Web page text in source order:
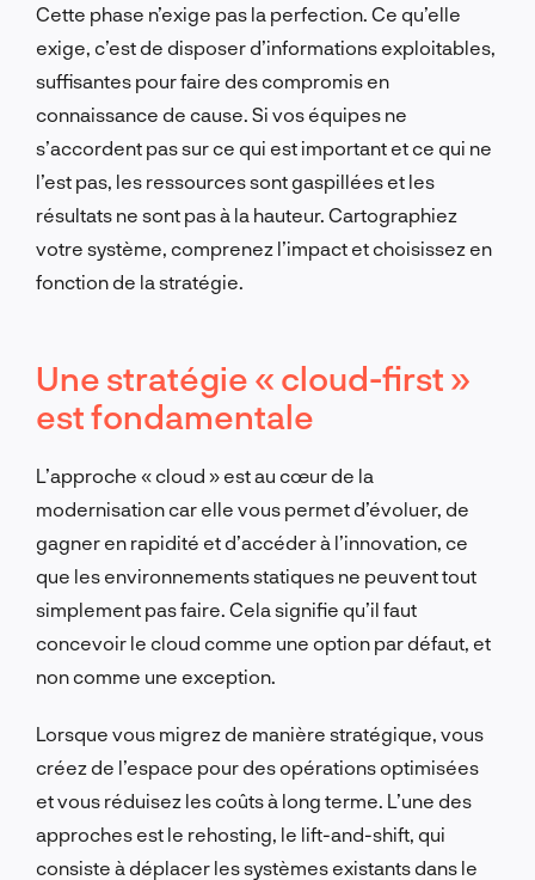
Cette phase n’exige pas la perfection. Ce qu’elle
exige, c’est de disposer d’informations exploitables,
suffisantes pour faire des compromis en
connaissance de cause. Si vos équipes ne
s’accordent pas sur ce qui est important et ce qui ne
l’est pas, les ressources sont gaspillées et les
résultats ne sont pas à la hauteur. Cartographiez
votre système, comprenez l’impact et choisissez en
fonction de la stratégie.
Une stratégie « cloud-first »
est fondamentale
L’approche « cloud » est au cœur de la
modernisation car elle vous permet d’évoluer, de
gagner en rapidité et d’accéder à l’innovation, ce
que les environnements statiques ne peuvent tout
simplement pas faire. Cela signifie qu’il faut
concevoir le cloud comme une option par défaut, et
non comme une exception.
Lorsque vous migrez de manière stratégique, vous
créez de l’espace pour des opérations optimisées
et vous réduisez les coûts à long terme. L’une des
approches est le rehosting, le lift-and-shift, qui
consiste à déplacer les systèmes existants dans le